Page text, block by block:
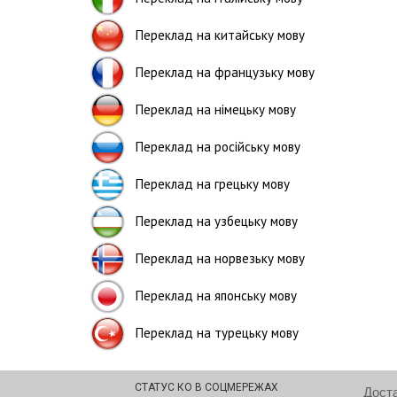
Переклад на китайську мову
Переклад на французьку мову
Переклад на німецьку мову
Переклад на російську мову
Переклад на грецьку мову
Переклад на узбецьку мову
Переклад на норвезьку мову
Переклад на японську мову
Переклад на турецьку мову
СТАТУС КО В СОЦМЕРЕЖАХ